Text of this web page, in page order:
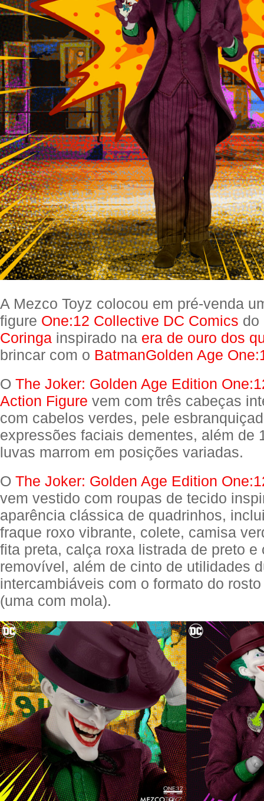
A Mezco Toyz colocou em pré-venda
figure One:12 Collective DC Comics do
Coringa inspirado na era de ouro dos
brincar com o BatmanGolden Age
O The Joker: Golden Age Edition
Action Figure vem com três cabeças
com cabelos verdes, pele
expressões faciais dementes, além de
luvas marrom em posições variadas.
O The Joker: Golden Age Edition
vem vestido com roupas de tecido
aparência clássica de quadrinhos,
fraque roxo vibrante, colete, camisa
fita preta, calça roxa listrada de preto e
removível, além de cinto de utilidades
intercambiáveis com o formato do
(uma com mola).